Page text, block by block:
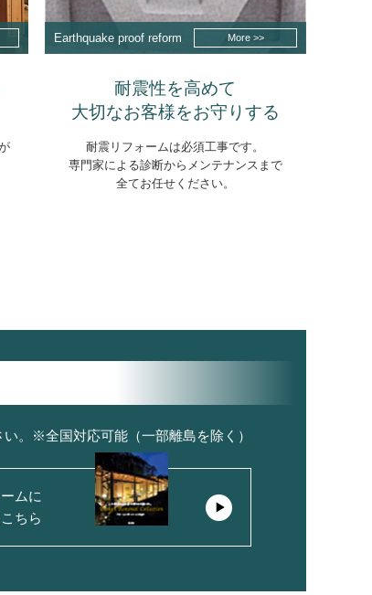
Earthquake proof reform More >>
耐震性を高めて
大切なお客様をお守りする
耐震リフォームは必須工事です。
専門家による診断からメンテナンスまで
全てお任せください。
。※全国対応可能（一部離島を除く）
ムに
ちら